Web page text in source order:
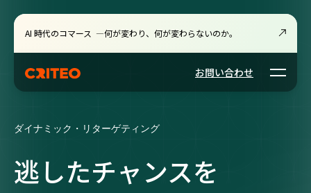
AI 時代のコマース ―何が変わり、何が変わらないのか。
お問い合わせ Open
ダイナミック・リターゲティング
逃したチャンスを